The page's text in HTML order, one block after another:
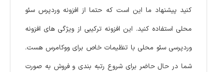
کنید پیشنهاد ما این است که حتما از افزونه وردپرس سئو
محلی استفاده کنید. این افزونه ترکیبی از ویژگی های افزونه
وردپرسی سئو محلی با تنظیمات خاص برای ووکامرس هست.
شما در حال حاضر برای شروع رتبه بندی و فروش به صورت